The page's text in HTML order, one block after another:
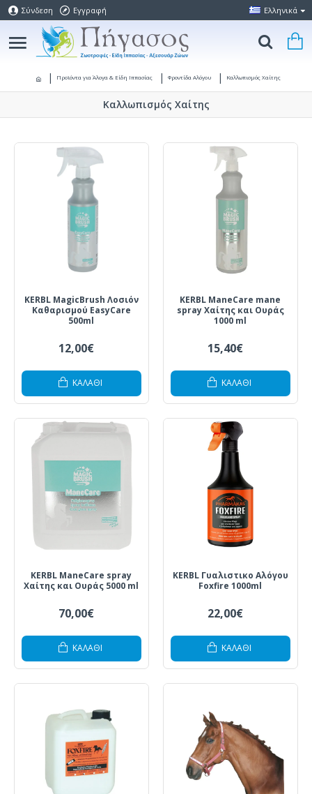
Σύνδεση Εγγραφή Ελληνικά
Προϊόντα για Άλογα & Είδη Ιππασίας Φροντίδα Αλόγου Καλλωπισμός Χαίτης
Καλλωπισμός Χαίτης
KERBL MagicBrush Λοσιόν
Καθαρισμού EasyCare
500ml
12,00€
ΚΑΛΆΘΙ
KERBL ManeCare mane
spray Χαίτης και Ουράς
1000 ml
15,40€
ΚΑΛΆΘΙ
KERBL ManeCare spray
Χαίτης και Ουράς 5000 ml
70,00€
ΚΑΛΆΘΙ
KERBL Γυαλιστικο Αλόγου
Foxfire 1000ml
22,00€
ΚΑΛΆΘΙ